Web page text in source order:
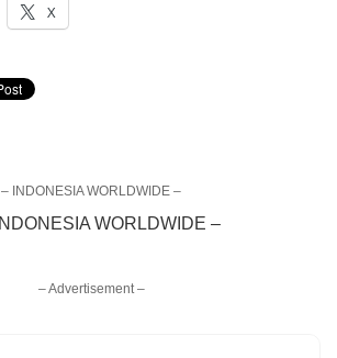
X
– INDONESIA WORLDWIDE –
– Advertisement –